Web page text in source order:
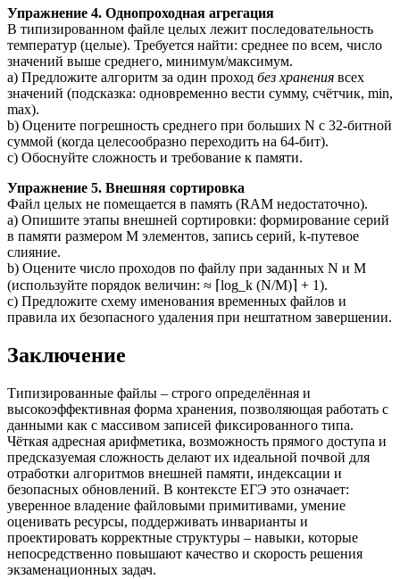
Упражнение 4. Однопроходная агрегация
В типизированном файле целых лежит последовательность
температур (целые). Требуется найти: среднее по всем, число
значений выше среднего, минимум/максимум.
a) Предложите алгоритм за один проход без хранения всех
значений (подсказка: одновременно вести сумму, счётчик, min,
max).
b) Оцените погрешность среднего при больших N с 32-битной
суммой (когда целесообразно переходить на 64-бит).
c) Обоснуйте сложность и требование к памяти.
Упражнение 5. Внешняя сортировка
Файл целых не помещается в память (RAM недостаточно).
a) Опишите этапы внешней сортировки: формирование серий
в памяти размером M элементов, запись серий, k-путевое
слияние.
b) Оцените число проходов по файлу при заданных N и M
(используйте порядок величин: ≈ ⌈log_k (N/M)⌉ + 1).
c) Предложите схему именования временных файлов и
правила их безопасного удаления при нештатном завершении.
Заключение
Типизированные файлы – строго определённая и
высокоэффективная форма хранения, позволяющая работать с
данными как с массивом записей фиксированного типа.
Чёткая адресная арифметика, возможность прямого доступа и
предсказуемая сложность делают их идеальной почвой для
отработки алгоритмов внешней памяти, индексации и
безопасных обновлений. В контексте ЕГЭ это означает:
уверенное владение файловыми примитивами, умение
оценивать ресурсы, поддерживать инварианты и
проектировать корректные структуры – навыки, которые
непосредственно повышают качество и скорость решения
экзаменационных задач.